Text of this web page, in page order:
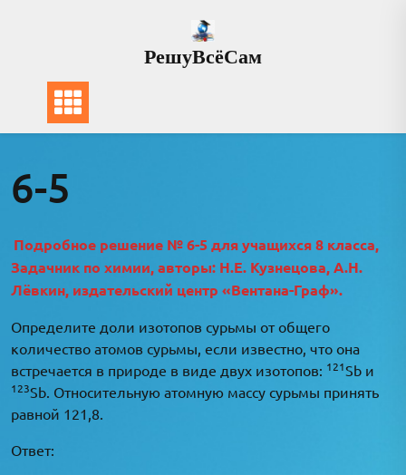
РешуВсёСам
6-5
Подробное решение № 6-5 для учащихся 8 класса,
Задачник по химии, авторы: Н.Е. Кузнецова, А.Н.
Лёвкин, издательский центр «Вентана-Граф».
Определите доли изотопов сурьмы от общего
количество атомов сурьмы, если известно, что она
встречается в природе в виде двух изотопов: 121Sb и
123Sb. Относительную атомную массу сурьмы принять
равной 121,8.
Ответ: